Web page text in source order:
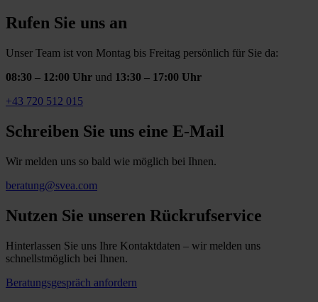
Rufen Sie uns an
Unser Team ist von Montag bis Freitag persönlich für Sie da:
08:30 – 12:00 Uhr und 13:30 – 17:00 Uhr
+43 720 512 015
Schreiben Sie uns eine E-Mail
Wir melden uns so bald wie möglich bei Ihnen.
beratung@svea.com
Nutzen Sie unseren Rückrufservice
Hinterlassen Sie uns Ihre Kontaktdaten – wir melden uns
schnellstmöglich bei Ihnen.
Beratungsgespräch anfordern